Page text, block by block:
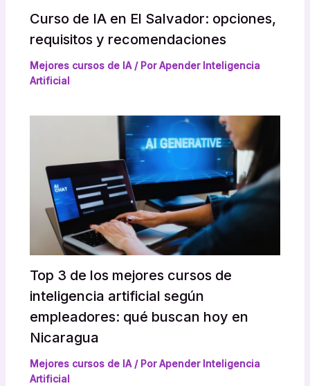
Curso de IA en El Salvador: opciones,
requisitos y recomendaciones
Mejores cursos de IA/ PorApender Inteligencia
Artificial
Top 3 de los mejores cursos de
inteligencia artificial según
empleadores: qué buscan hoy en
Nicaragua
Mejores cursos de IA/ PorApender Inteligencia
Artificial